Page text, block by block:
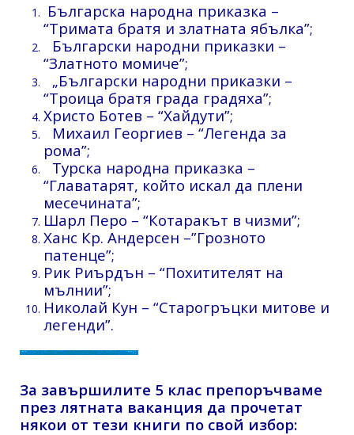
Българска народна приказка –
“Тримата братя и златната ябълка”;
Български народни приказки –
“Златното момиче”;
„Български народни приказки –
“Троица братя града градяха”;
Христо Ботев – “Хайдути”;
Михаил Георгиев – “Легенда за
рома”;
Турска народна приказка –
“Главатарят, който искал да плени
месечината”;
Шарл Перо – “Котаракът в чизми”;
Ханс Кр. Андерсен –”Грозното
патенце”;
Рик Риърдън – “Похитителят на
мълнии”;
Николай Кун – “Старогръцки митoве и
легенди”.
За завършилите 5 клас препоръчваме
през лятната ваканция да прочетат
някои от тези книги по свой избор: